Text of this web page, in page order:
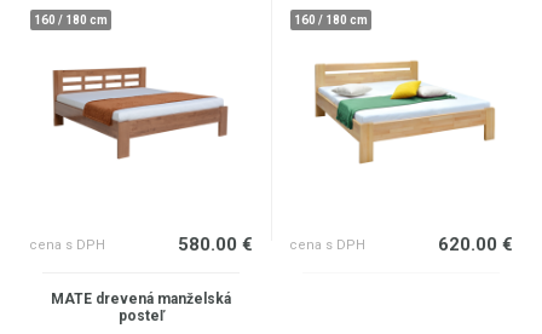
160 / 180 cm
cena s DPH 580.00 €
160 / 180 cm
cena s DPH 620.00 €
MATE drevená manželská
posteľ